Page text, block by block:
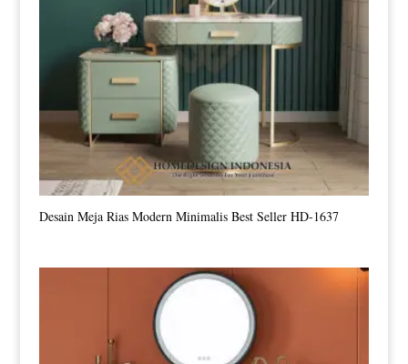
Desain Meja Rias Modern Minimalis Best Seller HD-1637